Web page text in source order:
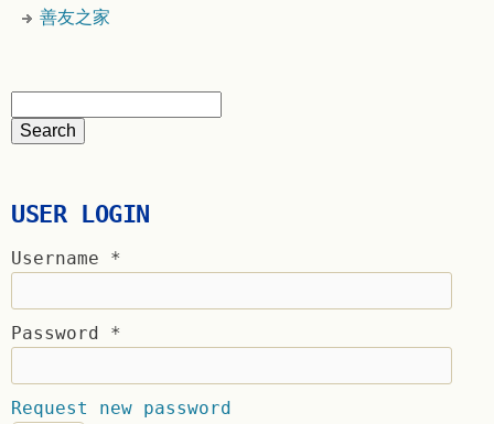
善友之家
USER LOGIN
Username *
Password *
Request new password